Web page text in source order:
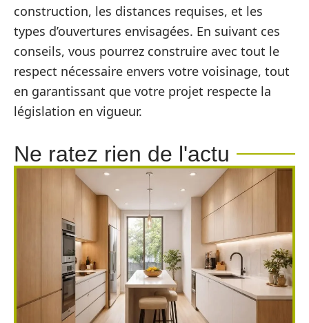
construction, les distances requises, et les
types d’ouvertures envisagées. En suivant ces
conseils, vous pourrez construire avec tout le
respect nécessaire envers votre voisinage, tout
en garantissant que votre projet respecte la
législation en vigueur.
Ne ratez rien de l'actu